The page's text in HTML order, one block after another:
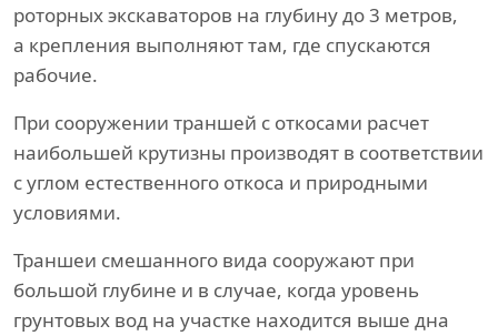
роторных экскаваторов на глубину до 3 метров,
а крепления выполняют там, где спускаются
рабочие.
При сооружении траншей с откосами расчет
наибольшей крутизны производят в соответствии
с углом естественного откоса и природными
условиями.
Траншеи смешанного вида сооружают при
большой глубине и в случае, когда уровень
грунтовых вод на участке находится выше дна